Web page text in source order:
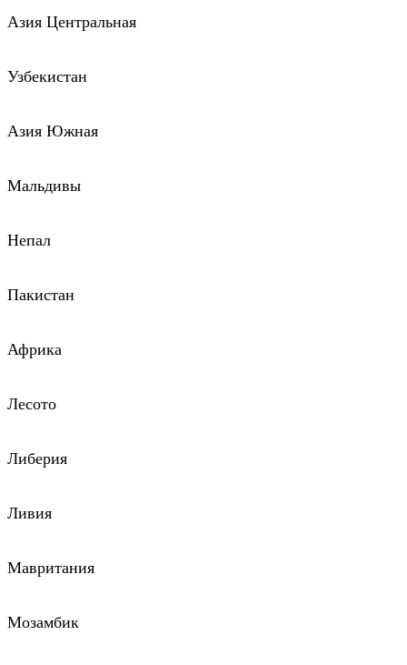
Азия Центральная
Узбекистан
Азия Южная
Мальдивы
Непал
Пакистан
Африка
Лесото
Либерия
Ливия
Мавритания
Мозамбик